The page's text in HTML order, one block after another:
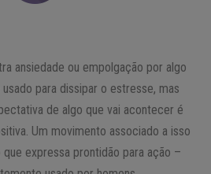
ansiedade ou empolgação por algo
para dissipar o estresse, mas
de algo que vai acontecer é
Um movimento associado a isso
expressa prontidão para ação –